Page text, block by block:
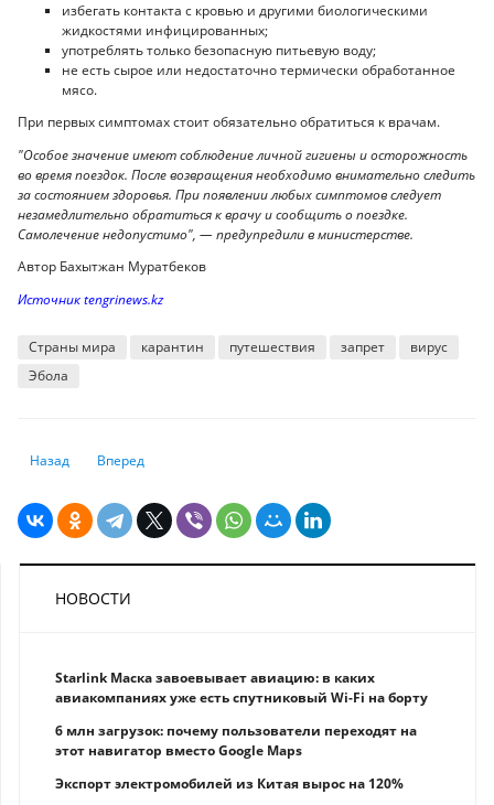
избегать контакта с кровью и другими биологическими
жидкостями инфицированных;
употреблять только безопасную питьевую воду;
не есть сырое или недостаточно термически обработанное
мясо.
При первых симптомах стоит обязательно обратиться к врачам.
"Особое значение имеют соблюдение личной гигиены и осторожность
во время поездок. После возвращения необходимо внимательно следить
за состоянием здоровья. При появлении любых симптомов следует
незамедлительно обратиться к врачу и сообщить о поездке.
Самолечение недопустимо", — предупредили в министерстве.
Автор Бахытжан Муратбеков
Источник tengrinews.kz
Страны мира карантин путешествия запрет
вирус
Эбола
Предыдущий: В США задумались о выпуске банкноты с Трампом
Назад Следующий: Эксперты оценили эффект от новой модели
Вперед
НОВОСТИ
Starlink Маска завоевывает авиацию: в каких
авиакомпаниях уже есть спутниковый Wi-Fi на борту
6 млн загрузок: почему пользователи переходят на
этот навигатор вместо Google Maps
Экспорт электромобилей из Китая вырос на 120%